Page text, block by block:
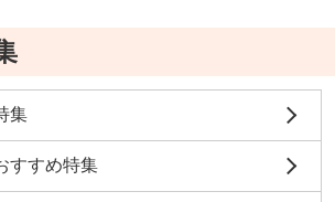
集
すすめ特集